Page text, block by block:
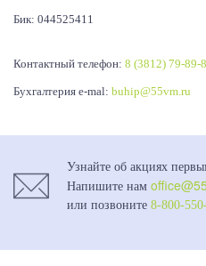
Бик: 044525411
Контактный телефон: 8 (3812) 79-89-
Бухгалтерия e-mal: buhip@55vm.ru
Узнайте об акциях
Напишите нам
или позвоните 8-800-